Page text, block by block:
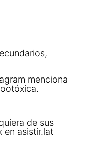
menciona
de sus
en asistir.lat